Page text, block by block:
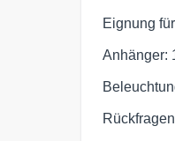
Eignung
Anhänger: